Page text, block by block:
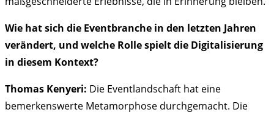
Wie hat sich die Eventbranche in den letzten Jahren
verändert, und welche Rolle spielt die Digitalisierung
in diesem Kontext?
Thomas Kenyeri: Die Eventlandschaft hat eine
bemerkenswerte Metamorphose durchgemacht. Die